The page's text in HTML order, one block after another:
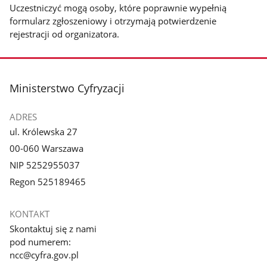
Uczestniczyć mogą osoby, które poprawnie wypełnią
formularz zgłoszeniowy i otrzymają potwierdzenie
rejestracji od organizatora.
stopka
Ministerstwo Cyfryzacji
ADRES
ul. Królewska 27
00-060 Warszawa
NIP 5252955037
Regon 525189465
KONTAKT
Skontaktuj się z nami
pod numerem:
ncc@cyfra.gov.pl